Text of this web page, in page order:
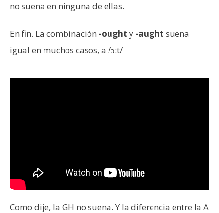
no suena en ninguna de ellas.
En fin. La combinación -ought y -aught suena
igual en muchos casos, a /ɔ:t/
Como dije, la GH no suena. Y la diferencia entre la A